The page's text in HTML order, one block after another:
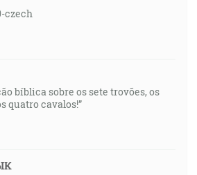
czech
bíblica sobre os sete trovões, os
quatro cavalos!”